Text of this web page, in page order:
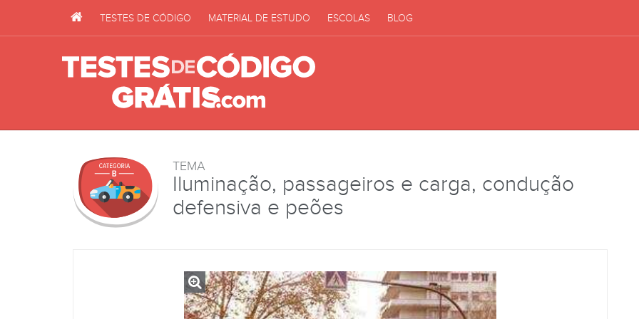
TESTES DE CÓDIGO MATERIAL DE ESTUDO ESCOLAS BLOG
TEMA
Iluminação, passageiros e carga, condução
defensiva e peões